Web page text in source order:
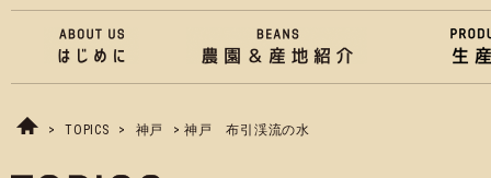
> TOPICS > 神戸 > 神戸 布引渓流の水